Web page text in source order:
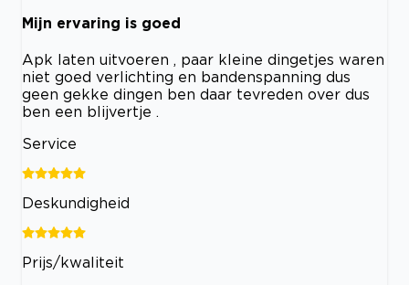
Mijn ervaring is goed
Apk laten uitvoeren , paar kleine dingetjes waren
niet goed verlichting en bandenspanning dus
geen gekke dingen ben daar tevreden over dus
ben een blijvertje .
Service
Deskundigheid
Prijs/kwaliteit